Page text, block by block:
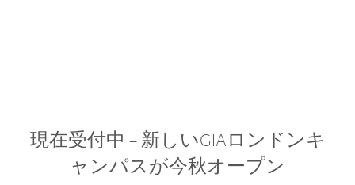
現在受付中 – 新しいGIAロンドンキ
ャンパスが今秋オープン